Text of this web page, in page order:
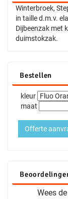
Winterbroek,
in taille d.m.v.
Dijbeenzak met
duimstokzak.
Bestellen
kleur
maat
Offerte
Wees